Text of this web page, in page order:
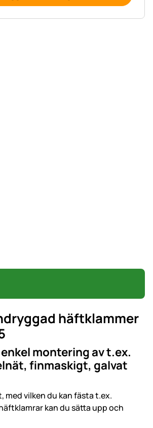
häftklammer
montering av t.ex.
finmaskigt, galvat
med vilken du kan fästa t.ex.
kan du sätta upp och